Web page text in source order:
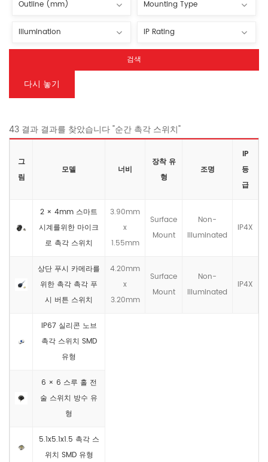
검색
다시 놓기
43 결과 결과를 찾았습니다 "순간 촉각 스위치"
그
림
모델 너비
장착 유
형
조명
IP
등
급
2 × 4mm 스마트
시계를위한 마이크
로 촉각 스위치
3.90mm
x
1.55mm
Surface
Mount
Non-
llluminated
IP4X
상단 푸시 카메라를
위한 촉각 촉각 푸
시 버튼 스위치
4.20mm
x
3.20mm
Surface
Mount
Non-
llluminated
IP4X
IP67 실리콘 노브
촉각 스위치 SMD
유형
6 × 6 스루 홀 전
술 스위치 방수 유
형
5.1x5.1x1.5 촉각 스
위치 SMD 유형